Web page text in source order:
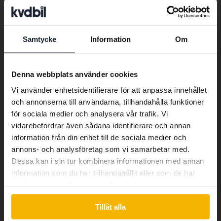
Samtycke Information Om
Denna webbplats använder cookies
Vi använder enhetsidentifierare för att anpassa innehållet
och annonserna till användarna, tillhandahålla funktioner
för sociala medier och analysera vår trafik. Vi
vidarebefordrar även sådana identifierare och annan
information från din enhet till de sociala medier och
annons- och analysföretag som vi samarbetar med.
Dessa kan i sin tur kombinera informationen med annan
information som du har tillhandahållit eller som de har
Tillåt alla
Audi
Bentley
BMW
BYD
Cadillac
Chevrolet
Chrysler
Dacia
Jeep
Land Rover
Lexus
Lynk&Co
Maserati
Mazda
Mercedes
Porsche
Renault
SEAT
Skoda
Subaru
Suzuki
Tesla
Preferred language
We have detected that your browser
Swedish. To better service our friends
abroad we have an English language
site (kvdcars.com) that contains all the
same vehicles and services.
Continue in Swedish